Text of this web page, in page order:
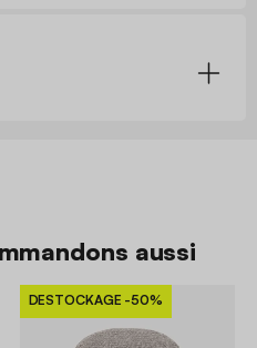
aussi
DESTOCKAGE -50%